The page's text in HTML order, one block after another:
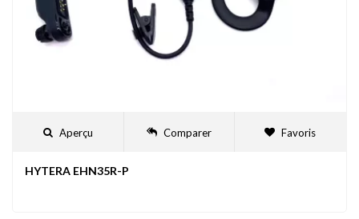
Aperçu Comparer Favoris
HYTERA EHN35R-P